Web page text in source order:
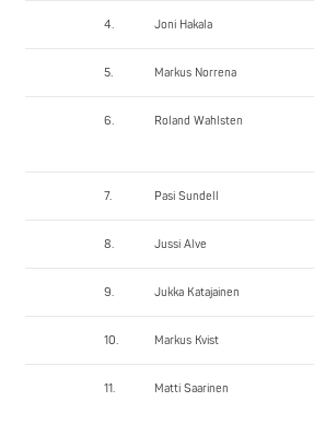
4. Joni Hakala
5. Markus Norrena
6. Roland Wahlsten
7. Pasi Sundell
8. Jussi Alve
9. Jukka Katajainen
10. Markus Kvist
11. Matti Saarinen